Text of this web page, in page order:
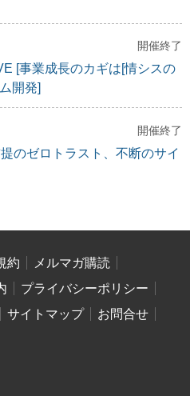
開催終了
[事業成長のカギは[情シスの
開発]
開催終了
のゼロトラスト、不断のサイ
約
メルマガ購読
プライバシーポリシー
サイトマップ
お問合せ